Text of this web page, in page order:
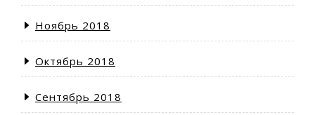
Ноябрь 2018
Октябрь 2018
Сентябрь 2018